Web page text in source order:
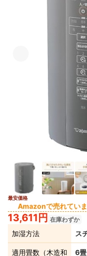
最安価格
Amazonで売れていま
13,611円 在庫わずか
加湿方法 ス
適用畳数（木造和 6畳